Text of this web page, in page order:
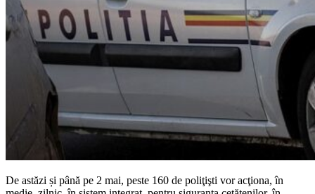
De astăzi și până pe 2 mai, peste 160 de poliţişti vor acţiona, în